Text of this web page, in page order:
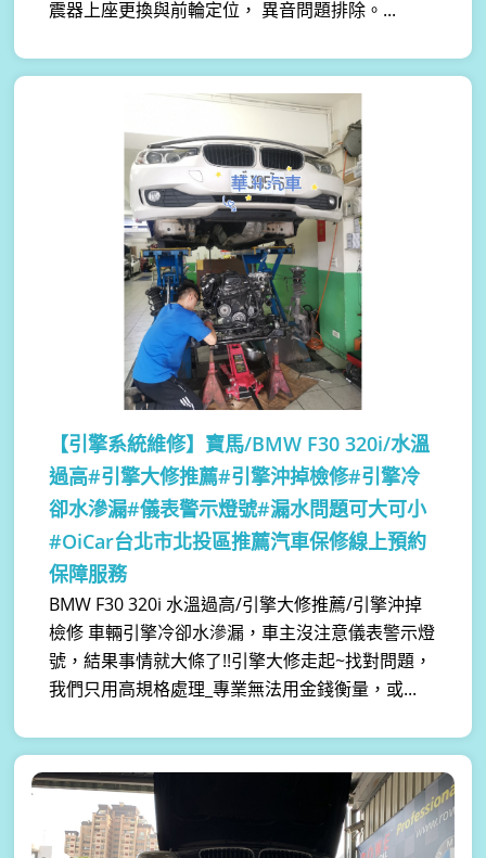
震器上座更換與前輪定位， 異音問題排除。...
【引擎系統維修】 寶馬/BMW F30 320i/水溫
過高#引擎大修推薦#引擎沖掉檢修#引擎冷
卻水滲漏#儀表警示燈號#漏水問題可大可小
#OiCar台北市北投區推薦汽車保修線上預約
保障服務
BMW F30 320i 水溫過高/引擎大修推薦/引擎沖掉
檢修 車輛引擎冷卻水滲漏，車主沒注意儀表警示燈
號，結果事情就大條了!!引擎大修走起~找對問題，
我們只用高規格處理_專業無法用金錢衡量，或...